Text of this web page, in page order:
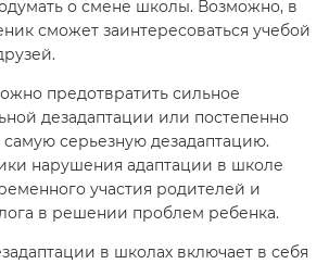
о смене школы. Возможно, в
сможет заинтересоваться учебой
предотвратить сильное
дезадаптации или постепенно
серьезную дезадаптацию.
нарушения адаптации в школе
участия родителей и
в решении проблем ребенка.
в школах включает в себя